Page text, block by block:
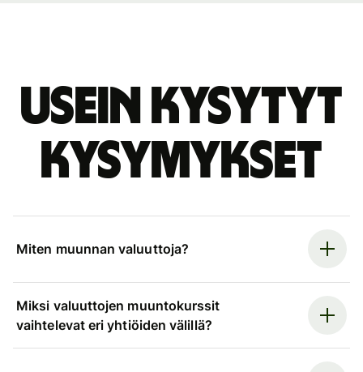
Usein kysytyt
kysymykset
Miten muunnan valuuttoja?
Miksi valuuttojen muuntokurssit
vaihtelevat eri yhtiöiden välillä?